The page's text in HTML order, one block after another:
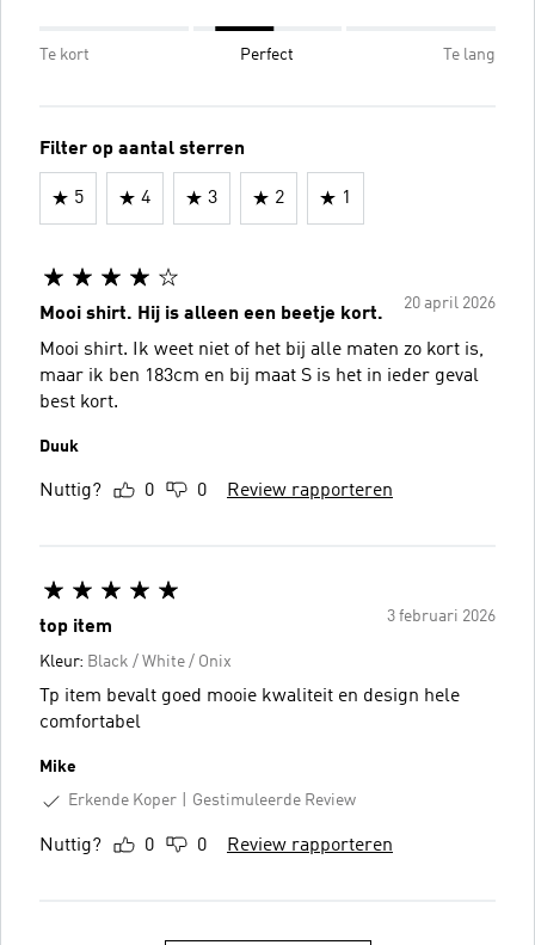
Te kort Perfect Te lang
Filter op aantal sterren
5 4 3 2 1
20 april 2026
Mooi shirt. Hij is alleen een beetje kort.
Mooi shirt. Ik weet niet of het bij alle maten zo kort is,
maar ik ben 183cm en bij maat S is het in ieder geval
best kort.
Duuk
Nuttig? 0 0 Review rapporteren
3 februari 2026
top item
Kleur: Black / White / Onix
Tp item bevalt goed mooie kwaliteit en design hele
comfortabel
Mike
Erkende Koper
Gestimuleerde Review
Nuttig? 0 0 Review rapporteren